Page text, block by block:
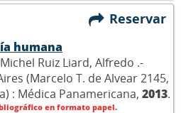
Reservar
humana
Ruiz Liard, Alfredo .-
(Marcelo T. de Alvear 2145,
: Médica Panamericana, 2013.
en formato papel.